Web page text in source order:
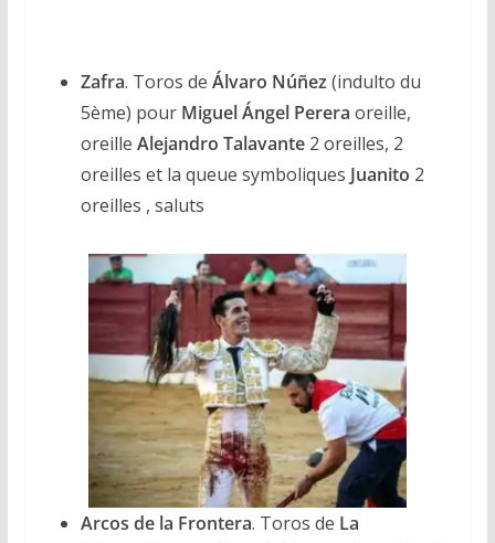
Zafra. Toros de Álvaro Núñez (indulto du
5ème) pour Miguel Ángel Perera oreille,
oreille Alejandro Talavante2 oreilles, 2
oreilles et la queue symboliques Juanito 2
oreilles , saluts
Arcos de la Frontera. Toros de La